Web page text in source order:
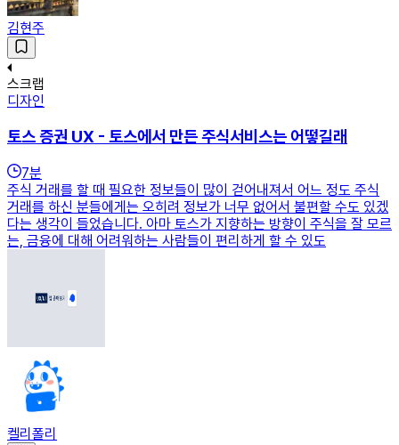
김현주
스크랩
디자인
토스 증권 UX - 토스에서 만든 주식서비스는 어떻길래
7분
주식 거래를 할 때 필요한 정보들이 많이 걷어내져서 어느 정도 주식
거래를 하신 분들에게는 오히려 정보가 너무 없어서 불편할 수도 있겠
다는 생각이 들었습니다. 아마 토스가 지향하는 방향이 주식을 잘 모르
는, 금융에 대해 어려워하는 사람들이 편리하게 할 수 있도
켈리폴리